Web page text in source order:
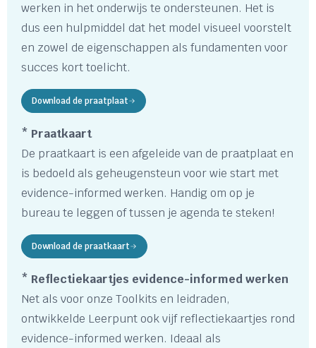
werken in het onderwijs te ondersteunen. Het is
dus een hulpmiddel dat het model visueel voorstelt
en zowel de eigenschappen als fundamenten voor
succes kort toelicht.
Download de praatplaat
* Praatkaart
De praatkaart is een afgeleide van de praatplaat en
is bedoeld als geheugensteun voor wie start met
evidence-informed werken. Handig om op je
bureau te leggen of tussen je agenda te steken!
Download de praatkaart
* Reflectiekaartjes evidence-informed werken
Net als voor onze Toolkits en leidraden,
ontwikkelde Leerpunt ook vijf reflectiekaartjes rond
evidence-informed werken. Ideaal als